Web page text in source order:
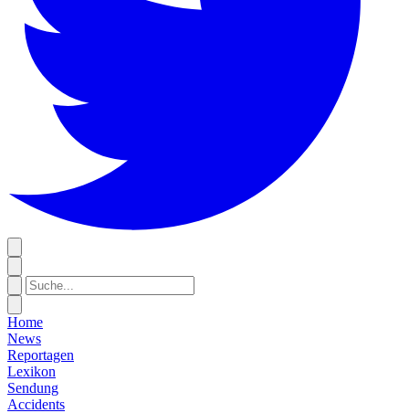
Home
News
Reportagen
Lexikon
Sendung
Accidents